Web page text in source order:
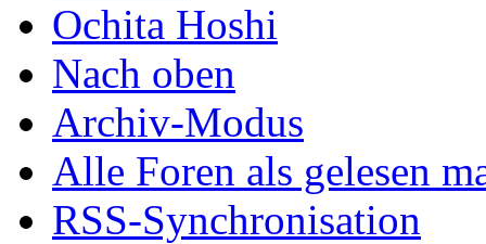
Ochita Hoshi
Nach oben
Archiv-Modus
Alle Foren als gelesen
RSS-Synchronisation